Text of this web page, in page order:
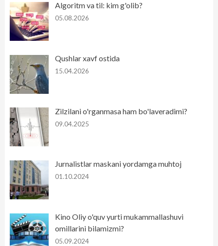
Algoritm va til: kim g'olib?
05.08.2026
Qushlar xavf ostida
15.04.2026
Zilzilani o'rganmasa ham bo'laveradimi?
09.04.2025
Jurnalistlar maskani yordamga muhtoj
01.10.2024
Kino Oliy o'quv yurti mukammallashuvi
omillarini bilamizmi?
05.09.2024